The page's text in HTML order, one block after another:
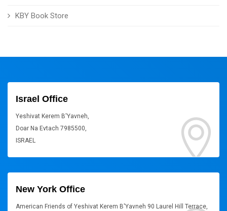
KBY Book Store
Israel Office
Yeshivat Kerem B'Yavneh,
Doar Na Evtach 7985500,
ISRAEL
New York Office
American Friends of Yeshivat Kerem B'Yavneh 90 Laurel Hill Terrace,